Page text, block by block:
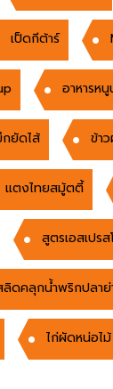
เป็ดกีต้าร์
อาหารห
ยัดไส้ ข้า
แตงไทยสมู้ตตี้
สูตรเอสเปรส
ดคลุกน้ำพริกปลาย่
ไก่ผัดหน่อไม้